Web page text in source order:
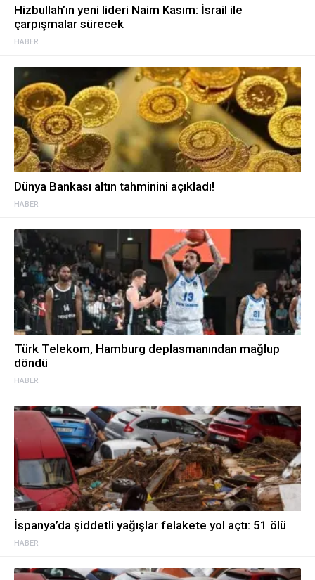
HABER
Hizbullah’ın yeni lideri Naim Kasım: İsrail ile
çarpışmalar sürecek
HABER
Dünya Bankası altın tahminini açıkladı!
HABER
Türk Telekom, Hamburg deplasmanından mağlup
döndü
HABER
İspanya’da şiddetli yağışlar felakete yol açtı: 51 ölü